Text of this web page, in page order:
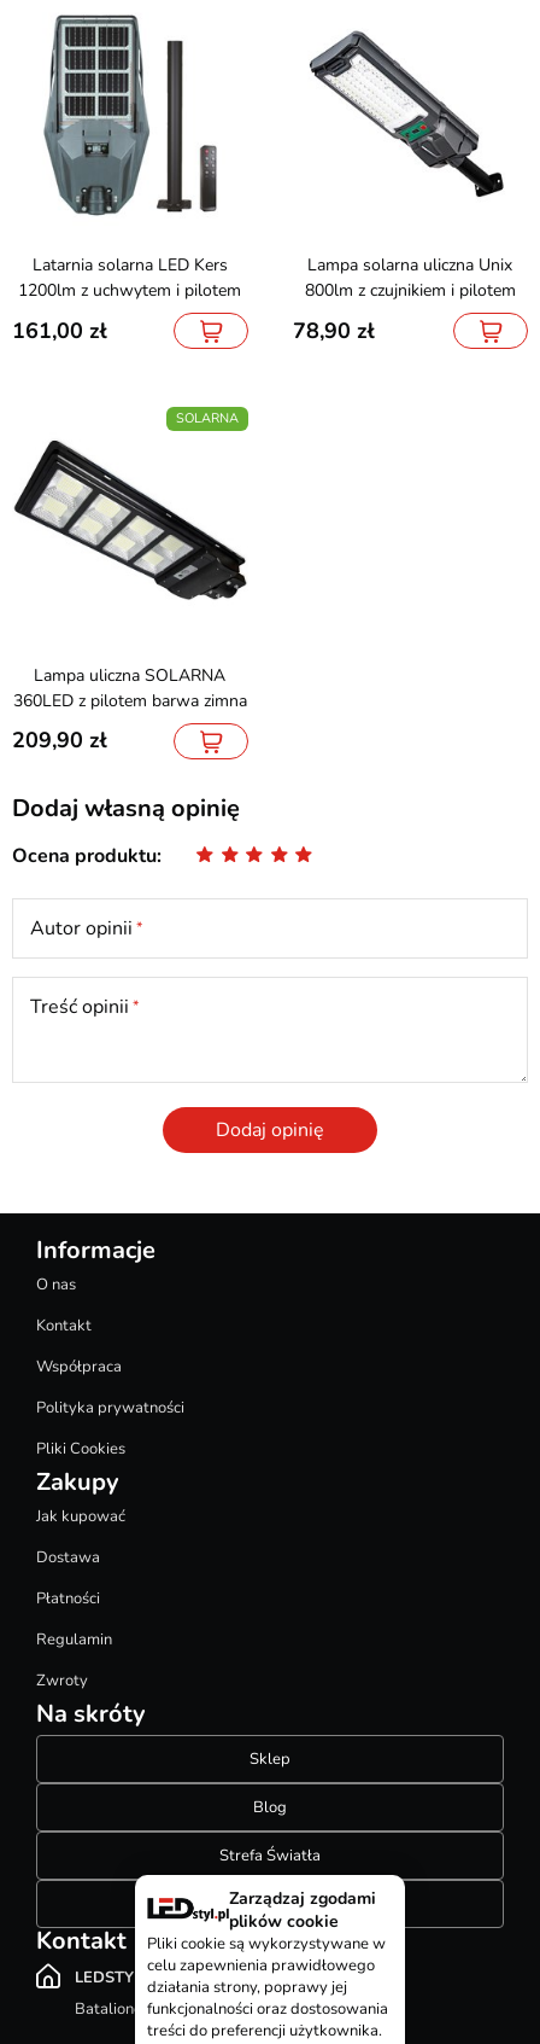
Latarnia solarna LED Kers
1200lm z uchwytem i pilotem
161,00
Lampa solarna uliczna Unix
800lm z czujnikiem i pilotem
78,90
SOLARNA
Lampa uliczna SOLARNA
360LED z pilotem barwa zimna
209,90
Dodaj własną opinię
Ocena produktu
Autor opinii
Treść opinii
Dodaj opinię
Informacje
O nas
Kontakt
Współpraca
Polityka prywatności
Pliki Cookies
Zakupy
Jak kupować
Dostawa
Płatności
Regulamin
Zwroty
Na skróty
Sklep
Blog
Strefa Światła
Konfigurator szynoprzewodów
Kontakt
LEDSTYL.pl
Batalionów Chłopskich 12, 94-058 Łódź
Zarządzaj zgodami
plików cookie
Pliki cookie są wykorzystywane w
celu zapewnienia prawidłowego
działania strony, poprawy jej
funkcjonalności oraz dostosowania
treści do preferencji użytkownika.